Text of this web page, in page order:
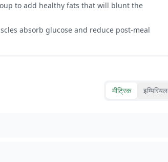
to add healthy fats that will blunt the
absorb glucose and reduce post-meal
मीट्रिक इम्पिरियल